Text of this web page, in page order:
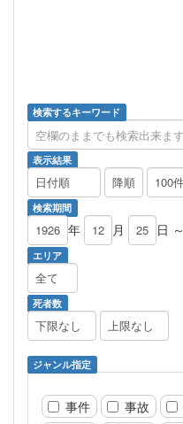
検索するキーワード
表示結果
検索期間
年 月 日 ～
エリア
死者数
ジャンル指定
事件 事故